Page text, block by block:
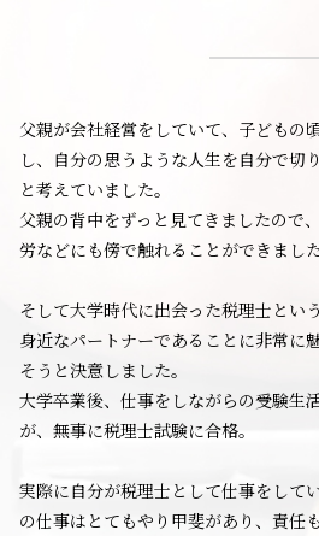
父親が会社経営をしていて、子どもの
し、自分の思うような人生を自分で切
と考えていました。
父親の背中をずっと見てきましたので
労などにも傍で触れることができました
そして大学時代に出会った税理士とい
身近なパートナーであることに非常に
そうと決意しました。
大学卒業後、仕事をしながらの受験生
が、無事に税理士試験に合格。
実際に自分が税理士として仕事をして
の仕事はとてもやり甲斐があり、責任